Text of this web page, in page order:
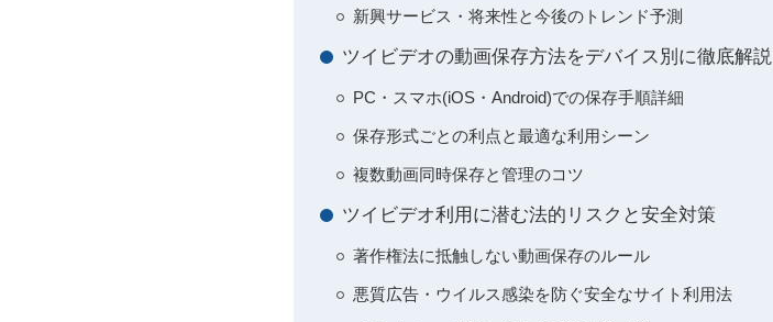
新興サービス・将来性と今後のトレンド予測
ツイビデオの動画保存方法をデバイス別に徹底解説
PC・スマホ(iOS・Android)での保存手順詳細
保存形式ごとの利点と最適な利用シーン
複数動画同時保存と管理のコツ
ツイビデオ利用に潜む法的リスクと安全対策
著作権法に抵触しない動画保存のルール
悪質広告・ウイルス感染を防ぐ安全なサイト利用法